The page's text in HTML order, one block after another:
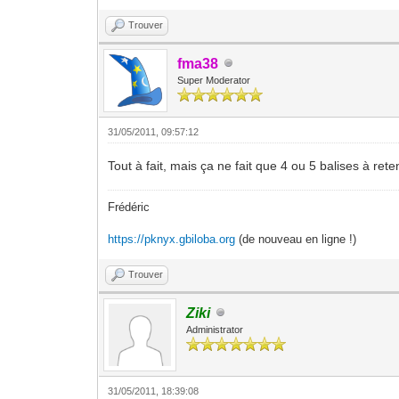
Trouver
fma38
Super Moderator
31/05/2011, 09:57:12
Tout à fait, mais ça ne fait que 4 ou 5 balises à
Frédéric
https://pknyx.gbiloba.org (de nouveau en ligne !)
Trouver
Ziki
Administrator
31/05/2011, 18:39:08